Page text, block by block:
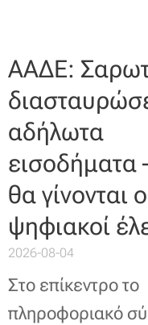
ΑΑΔΕ:
αδήλωτα
εισοδήματα
θα γίνονται
ψηφιακοί
2026-08-04
Στο επίκεντρο το
πληροφοριακό